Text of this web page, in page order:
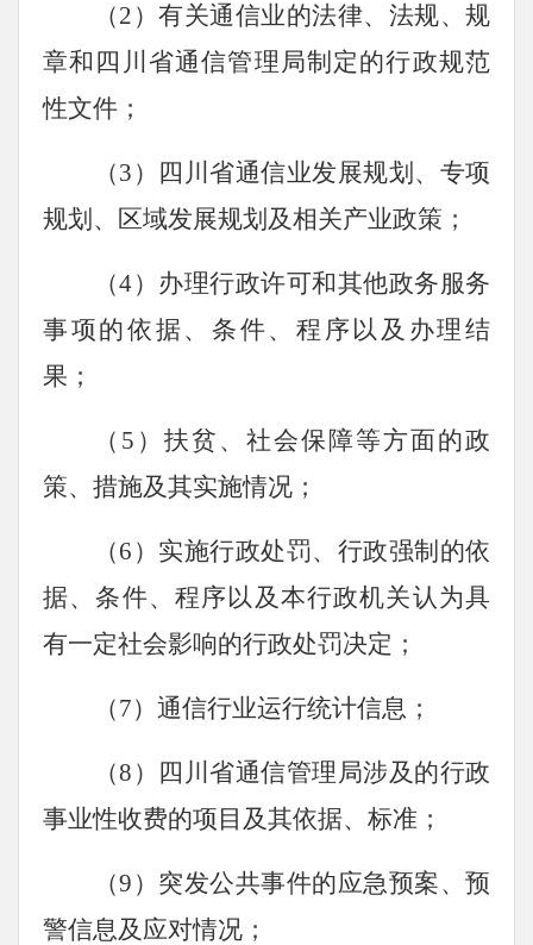
（2）有关通信业的法律、法规、规
章和四川省通信管理局制定的行政规范
性文件；
（3）四川省通信业发展规划、专项
规划、区域发展规划及相关产业政策；
（4）办理行政许可和其他政务服务
事项的依据、条件、程序以及办理结
果；
（5）扶贫、社会保障等方面的政
策、措施及其实施情况；
（6）实施行政处罚、行政强制的依
据、条件、程序以及本行政机关认为具
有一定社会影响的行政处罚决定；
（7）通信行业运行统计信息；
（8）四川省通信管理局涉及的行政
事业性收费的项目及其依据、标准；
（9）突发公共事件的应急预案、预
警信息及应对情况；